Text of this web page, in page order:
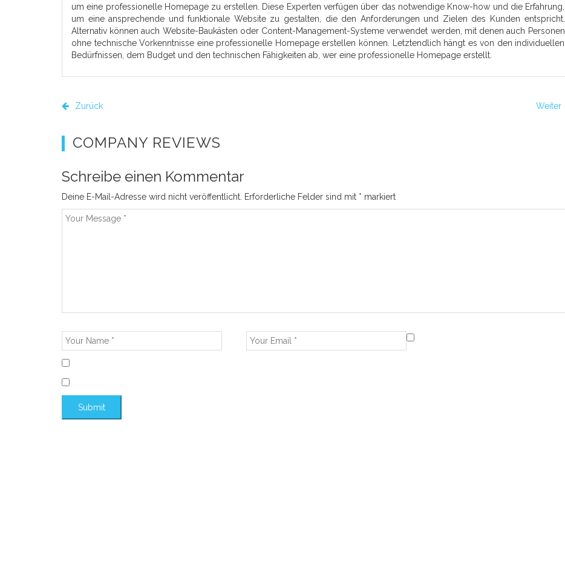
um eine professionelle Homepage zu erstellen. Diese Experten verfügen über das notwendige Know-how und die Erfahrung,
um eine ansprechende und funktionale Website zu gestalten, die den Anforderungen und Zielen des Kunden entspricht.
Alternativ können auch Website-Baukästen oder Content-Management-Systeme verwendet werden, mit denen auch Personen
ohne technische Vorkenntnisse eine professionelle Homepage erstellen können. Letztendlich hängt es von den individuellen
Bedürfnissen, dem Budget und den technischen Fähigkeiten ab, wer eine professionelle Homepage erstellt.
Zurück Weiter
COMPANY REVIEWS
Schreibe einen Kommentar
Deine E-Mail-Adresse wird nicht veröffentlicht. Erforderliche Felder sind mit * markiert